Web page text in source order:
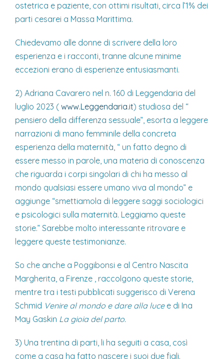
ostetrica e paziente, con ottimi risultati, circa l’1% dei
parti cesarei a Massa Marittima.
Chiedevamo alle donne di scrivere della loro
esperienza e i racconti, tranne alcune minime
eccezioni erano di esperienze entusiasmanti.
2) Adriana Cavarero nel n. 160 di Leggendaria del
luglio 2023 ( www.Leggendaria.it) studiosa del “
pensiero della differenza sessuale”, esorta a leggere
narrazioni di mano femminile della concreta
esperienza della maternità, “ un fatto degno di
essere messo in parole, una materia di conoscenza
che riguarda i corpi singolari di chi ha messo al
mondo qualsiasi essere umano viva al mondo” e
aggiunge “smettiamola di leggere saggi sociologici
e psicologici sulla maternità. Leggiamo queste
storie.” Sarebbe molto interessante ritrovare e
leggere queste testimonianze.
So che anche a Poggibonsi e al Centro Nascita
Margherita, a Firenze , raccolgono queste storie,
mentre tra i testi pubblicati suggerisco di Verena
Schmid Venire al mondo e dare alla luce e di Ina
May Gaskin La gioia del parto.
3) Una trentina di parti, li ha seguiti a casa, così
come a casa ha fatto nascere i suoi due figli.